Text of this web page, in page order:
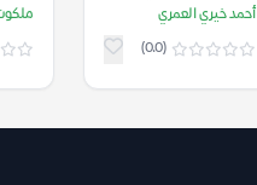
العمري
أحمد خيري العمري
(0.0)